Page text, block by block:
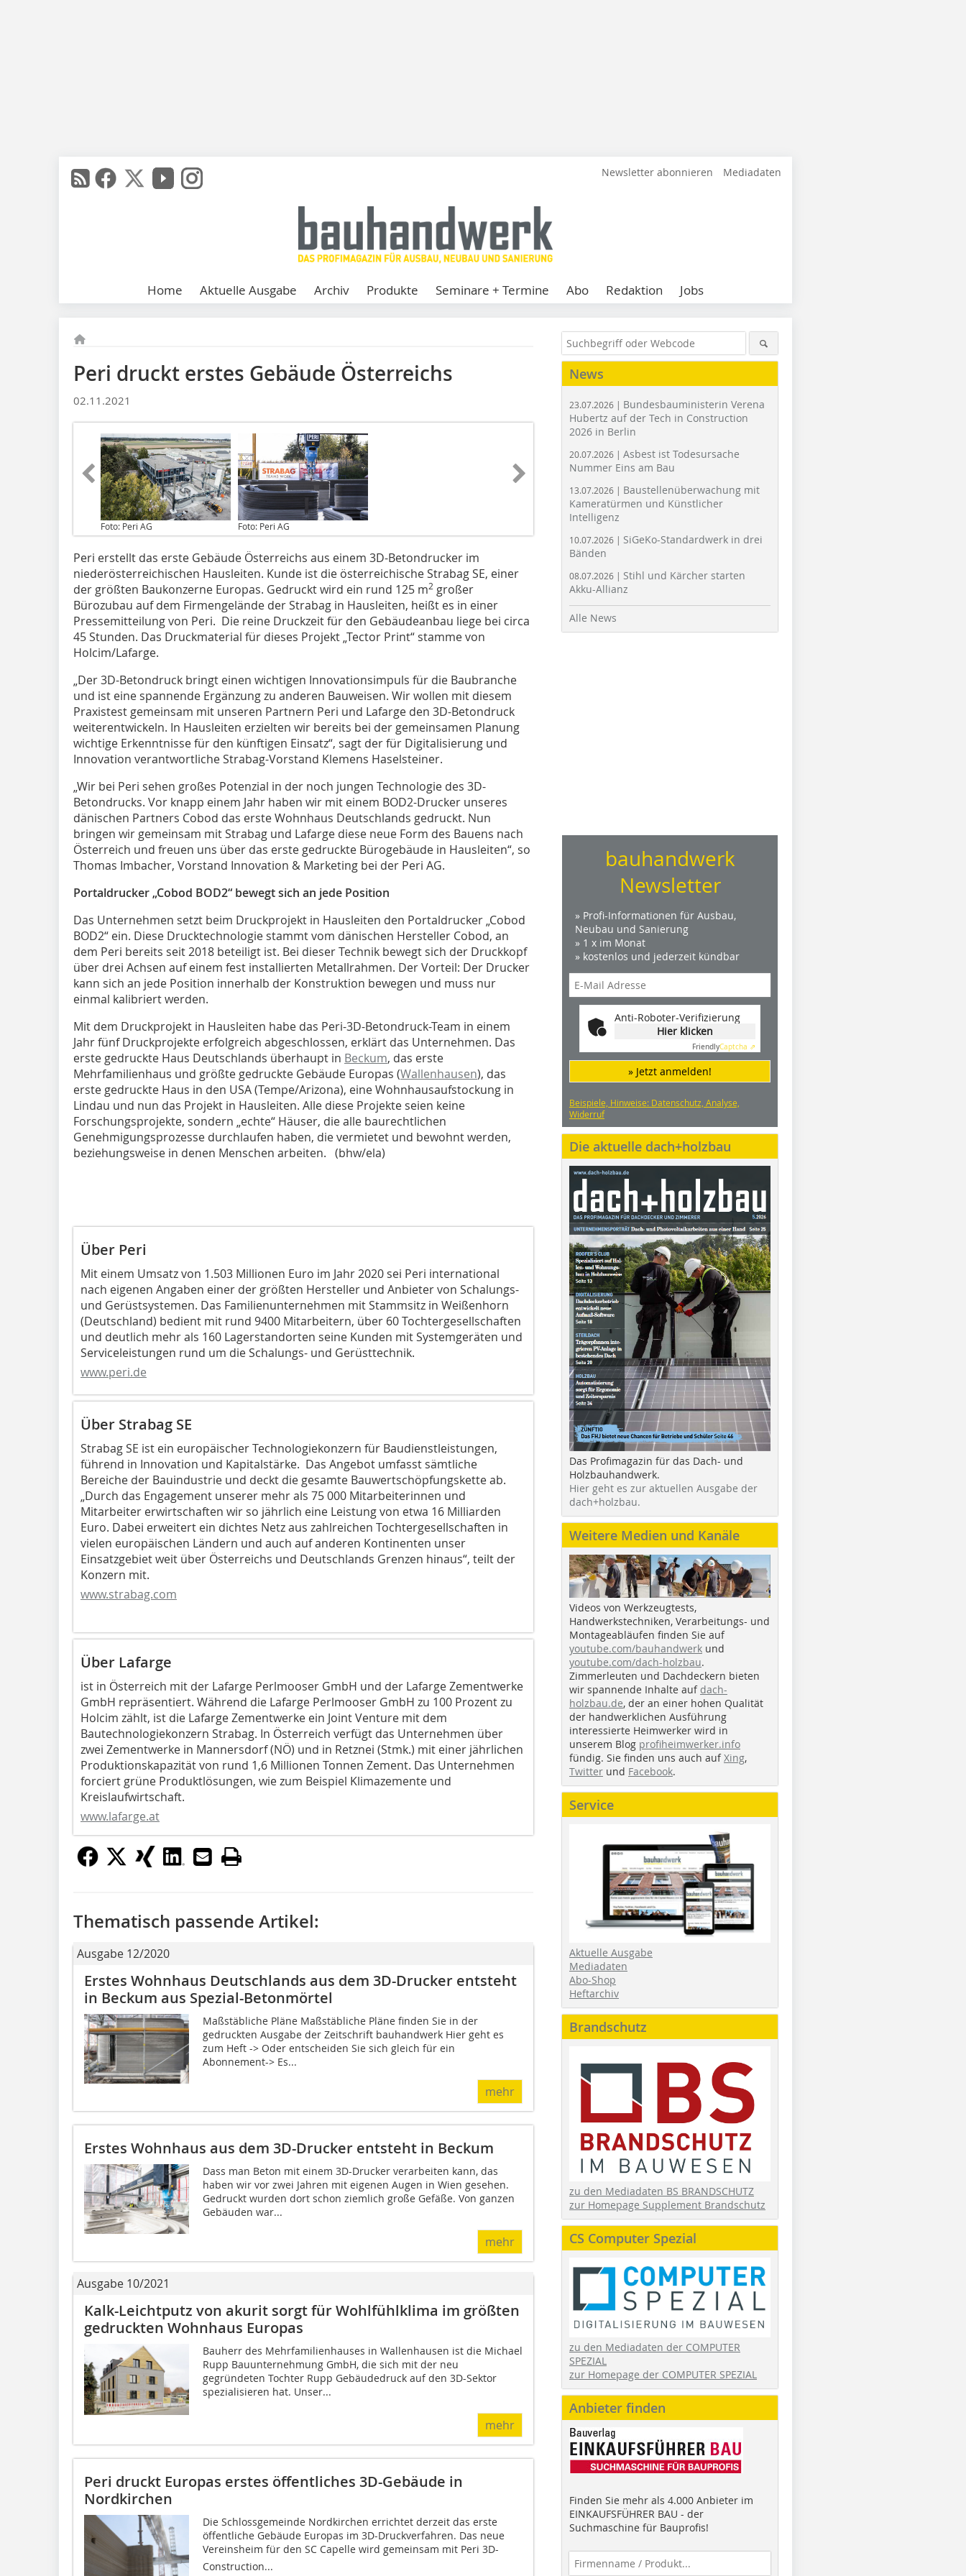
Newsletter abonnieren Mediadaten
Home Aktuelle Ausgabe Archiv Produkte Seminare + Termine Abo Redaktion Jobs
Peri druckt erstes Gebäude Österreichs
02.11.2021
Foto: Peri AG Foto: Peri AG
Peri erstellt das erste Gebäude Österreichs aus einem 3D-Betondrucker im
niederösterreichischen Hausleiten. Kunde ist die österreichische Strabag SE, einer
der größten Baukonzerne Europas. Gedruckt wird ein rund 125 m2 großer
Bürozubau auf dem Firmengelände der Strabag in Hausleiten, heißt es in einer
Pressemitteilung von Peri. Die reine Druckzeit für den Gebäudeanbau liege bei circa
45 Stunden. Das Druckmaterial für dieses Projekt „Tector Print“ stamme von
Holcim/Lafarge.
„Der 3D-Betondruck bringt einen wichtigen Innovationsimpuls für die Baubranche
und ist eine spannende Ergänzung zu anderen Bauweisen. Wir wollen mit diesem
Praxistest gemeinsam mit unseren Partnern Peri und Lafarge den 3D-Betondruck
weiterentwickeln. In Hausleiten erzielten wir bereits bei der gemeinsamen Planung
wichtige Erkenntnisse für den künftigen Einsatz“, sagt der für Digitalisierung und
Innovation verantwortliche Strabag-Vorstand Klemens Haselsteiner.
„Wir bei Peri sehen großes Potenzial in der noch jungen Technologie des 3D-
Betondrucks. Vor knapp einem Jahr haben wir mit einem BOD2-Drucker unseres
dänischen Partners Cobod das erste Wohnhaus Deutschlands gedruckt. Nun
bringen wir gemeinsam mit Strabag und Lafarge diese neue Form des Bauens nach
Österreich und freuen uns über das erste gedruckte Bürogebäude in Hausleiten“, so
Thomas Imbacher, Vorstand Innovation & Marketing bei der Peri AG.
Portaldrucker „Cobod BOD2“ bewegt sich an jede Position
Das Unternehmen setzt beim Druckprojekt in Hausleiten den Portaldrucker „Cobod
BOD2“ ein. Diese Drucktechnologie stammt vom dänischen Hersteller Cobod, an
dem Peri bereits seit 2018 beteiligt ist. Bei dieser Technik bewegt sich der Druckkopf
über drei Achsen auf einem fest installierten Metallrahmen. Der Vorteil: Der Drucker
kann sich an jede Position innerhalb der Konstruktion bewegen und muss nur
einmal kalibriert werden.
Mit dem Druckprojekt in Hausleiten habe das Peri-3D-Betondruck-Team in einem
Jahr fünf Druckprojekte erfolgreich abgeschlossen, erklärt das Unternehmen. Das
erste gedruckte Haus Deutschlands überhaupt in Beckum, das erste
Mehrfamilienhaus und größte gedruckte Gebäude Europas (Wallenhausen), das
erste gedruckte Haus in den USA (Tempe/Arizona), eine Wohnhausaufstockung in
Lindau und nun das Projekt in Hausleiten. Alle diese Projekte seien keine
Forschungsprojekte, sondern „echte“ Häuser, die alle baurechtlichen
Genehmigungsprozesse durchlaufen haben, die vermietet und bewohnt werden,
beziehungsweise in denen Menschen arbeiten. (bhw/ela)
Über Peri
Mit einem Umsatz von 1.503 Millionen Euro im Jahr 2020 sei Peri international
nach eigenen Angaben einer der größten Hersteller und Anbieter von Schalungs-
und Gerüstsystemen. Das Familienunternehmen mit Stammsitz in Weißenhorn
(Deutschland) bedient mit rund 9400 Mitarbeitern, über 60 Tochtergesellschaften
und deutlich mehr als 160 Lagerstandorten seine Kunden mit Systemgeräten und
Serviceleistungen rund um die Schalungs- und Gerüsttechnik.
www.peri.de
Über Strabag SE
Strabag SE ist ein europäischer Technologiekonzern für Baudienstleistungen,
führend in Innovation und Kapitalstärke. Das Angebot umfasst sämtliche
Bereiche der Bauindustrie und deckt die gesamte Bauwertschöpfungskette ab.
„Durch das Engagement unserer mehr als 75 000 Mitarbeiterinnen und
Mitarbeiter erwirtschaften wir so jährlich eine Leistung von etwa 16 Milliarden
Euro. Dabei erweitert ein dichtes Netz aus zahlreichen Tochtergesellschaften in
vielen europäischen Ländern und auch auf anderen Kontinenten unser
Einsatzgebiet weit über Österreichs und Deutschlands Grenzen hinaus“, teilt der
Konzern mit.
www.strabag.com
Über Lafarge
ist in Österreich mit der Lafarge Perlmooser GmbH und der Lafarge Zementwerke
GmbH repräsentiert. Während die Lafarge Perlmooser GmbH zu 100 Prozent zu
Holcim zählt, ist die Lafarge Zementwerke ein Joint Venture mit dem
Bautechnologiekonzern Strabag. In Österreich verfügt das Unternehmen über
zwei Zementwerke in Mannersdorf (NÖ) und in Retznei (Stmk.) mit einer jährlichen
Produktionskapazität von rund 1,6 Millionen Tonnen Zement. Das Unternehmen
forciert grüne Produktlösungen, wie zum Beispiel Klimazemente und
Kreislaufwirtschaft.
www.lafarge.at
Thematisch passende Artikel:
Ausgabe 12/2020
Erstes Wohnhaus Deutschlands aus dem 3D-Drucker entsteht
in Beckum aus Spezial-Betonmörtel
Maßstäbliche Pläne Maßstäbliche Pläne finden Sie in der
gedruckten Ausgabe der Zeitschrift bauhandwerk Hier geht es
zum Heft -> Oder entscheiden Sie sich gleich für ein
Abonnement-> Es...
mehr
Erstes Wohnhaus aus dem 3D-Drucker entsteht in Beckum
Dass man Beton mit einem 3D-Drucker verarbeiten kann, das
haben wir vor zwei Jahren mit eigenen Augen in Wien gesehen.
Gedruckt wurden dort schon ziemlich große Gefäße. Von ganzen
Gebäuden war...
mehr
Ausgabe 10/2021
Kalk-Leichtputz von akurit sorgt für Wohlfühlklima im größten
gedruckten Wohnhaus Europas
Bauherr des Mehrfamilienhauses in Wallenhausen ist die Michael
Rupp Bauunternehmung GmbH, die sich mit der neu
gegründeten Tochter Rupp Gebäudedruck auf den 3D-Sektor
spezialisieren hat. Unser...
mehr
Peri druckt Europas erstes öffentliches 3D-Gebäude in
Nordkirchen
Die Schlossgemeinde Nordkirchen errichtet derzeit das erste
öffentliche Gebäude Europas im 3D-Druckverfahren. Das neue
Vereinsheim für den SC Capelle wird gemeinsam mit Peri 3D-
Construction...
News
23.07.2026 | Bundesbauministerin Verena
Hubertz auf der Tech in Construction
2026 in Berlin
20.07.2026 | Asbest ist Todesursache
Nummer Eins am Bau
13.07.2026 | Baustellenüberwachung mit
Kameratürmen und Künstlicher
Intelligenz
10.07.2026 | SiGeKo-Standardwerk in drei
Bänden
08.07.2026 | Stihl und Kärcher starten
Akku-Allianz
Alle News
bauhandwerk
Newsletter
» Profi-Informationen für Ausbau,
Neubau und Sanierung
» 1 x im Monat
» kostenlos und jederzeit kündbar
Anti-Roboter-Verifizierung
Hier klicken
FriendlyCaptcha ⇗
» Jetzt anmelden!
Beispiele, Hinweise: Datenschutz, Analyse,
Widerruf
Die aktuelle dach+holzbau
Das Profimagazin für das Dach- und
Holzbauhandwerk.
Hier geht es zur aktuellen Ausgabe der
dach+holzbau.
Weitere Medien und Kanäle
Videos von Werkzeugtests,
Handwerkstechniken, Verarbeitungs- und
Montageabläufen finden Sie auf
youtube.com/bauhandwerk und
youtube.com/dach-holzbau.
Zimmerleuten und Dachdeckern bieten
wir spannende Inhalte auf dach-
holzbau.de, der an einer hohen Qualität
der handwerklichen Ausführung
interessierte Heimwerker wird in
unserem Blog profiheimwerker.info
fündig. Sie finden uns auch aufXing,
Twitter und Facebook.
Service
Aktuelle Ausgabe
Mediadaten
Abo-Shop
Heftarchiv
Brandschutz
zu den Mediadaten BS BRANDSCHUTZ
zur Homepage Supplement Brandschutz
CS Computer Spezial
zu den Mediadaten der COMPUTER
SPEZIAL
zur Homepage der COMPUTER SPEZIAL
Anbieter finden
Finden Sie mehr als 4.000 Anbieter im
EINKAUFSFÜHRER BAU - der
Suchmaschine für Bauprofis!